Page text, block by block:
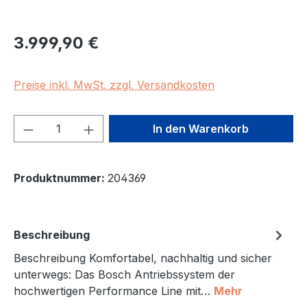
Regulärer Preis:
3.999,90 €
Preise inkl. MwSt. zzgl. Versandkosten
Produkt Anzahl: Gib denIn den Warenkorb
Produktnummer: 204369
Beschreibung
Beschreibung Komfortabel, nachhaltig und sicher
unterwegs: Das Bosch Antriebssystem der
hochwertigen Performance Line mit… Mehr